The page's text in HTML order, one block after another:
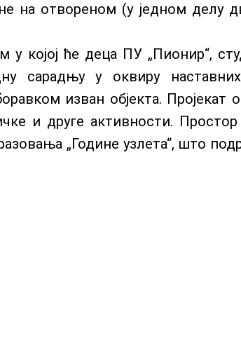
на отвореном (у једном делу
којој ће деца ПУ „Пионир“,
сарадњу у оквиру
изван објекта. Пројекат
и друге активности.
„Године узлета“, што